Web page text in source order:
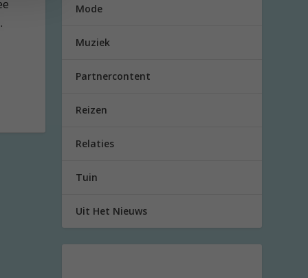
Mode
Muziek
Partnercontent
Reizen
Relaties
Tuin
Uit Het Nieuws